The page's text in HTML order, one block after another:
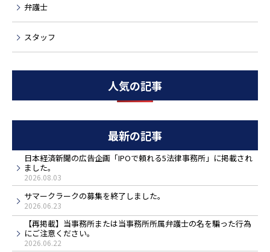
弁護士
スタッフ
人気の記事
最新の記事
日本経済新聞の広告企画「IPOで頼れる5法律事務所」に掲載され
ました。
2026.08.03
サマークラークの募集を終了しました。
2026.06.23
【再掲載】当事務所または当事務所所属弁護士の名を騙った行為
にご注意ください。
2026.06.22